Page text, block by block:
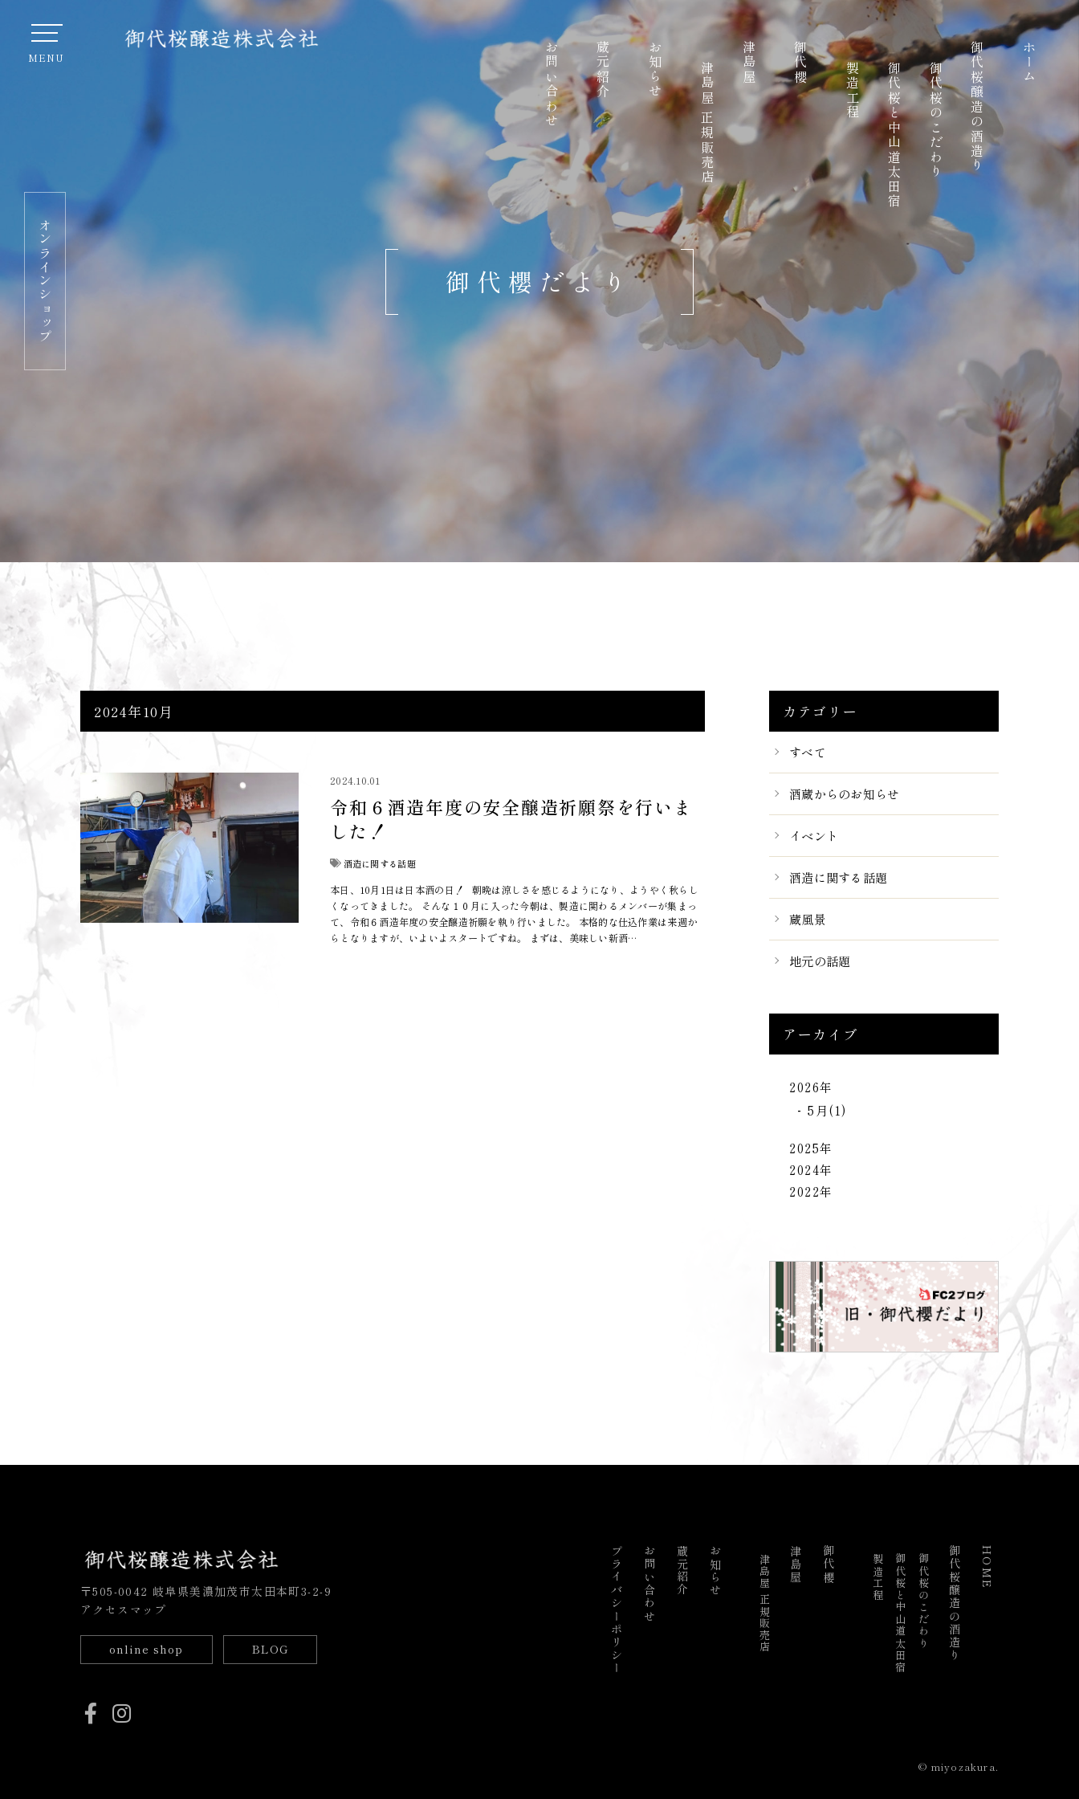
ホーム
御代桜醸造の酒造り
御代桜のこだわり
御代桜と中山道太田宿
製造工程
御代櫻
津島屋
津島屋 正規販売店
お知らせ
蔵元紹介
お問い合わせ
御代櫻だより
2024年10月
2024.10.01
令和６酒造年度の安全醸造祈願祭を行いま
した！
酒造に関する話題
本日、10月1日は日本酒の日！ 朝晩は涼しさを感じるようになり、ようやく秋らし
くなってきました。 そんな１０月に入った今朝は、製造に関わるメンバーが集まっ
て、令和６酒造年度の安全醸造祈願を執り行いました。 本格的な仕込作業は来週か
らとなりますが、いよいよスタートですね。 まずは、美味しい新酒…
カテゴリー
すべて
酒蔵からのお知らせ
イベント
酒造に関する話題
蔵風景
地元の話題
アーカイブ
2026年
5月(1)
2025年
2024年
2022年
〒505-0042 岐阜県美濃加茂市太田本町3-2-9
アクセスマップ
online shop BLOG
HOME
御代桜醸造の酒造り
御代桜のこだわり
御代桜と中山道太田宿
製造工程
御代櫻
津島屋
津島屋 正規販売店
お知らせ
蔵元紹介
お問い合わせ
プライバシーポリシー
© miyozakura.
オンラインショップ